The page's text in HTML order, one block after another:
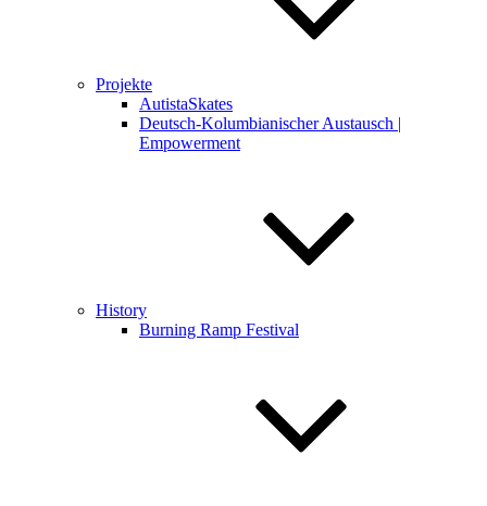
Projekte
AutistaSkates
Deutsch-Kolumbianischer Austausch |
Empowerment
History
Burning Ramp Festival